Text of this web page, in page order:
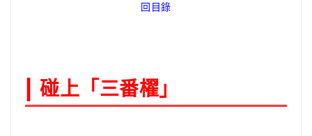
回目錄
| 碰上「三番櫂」